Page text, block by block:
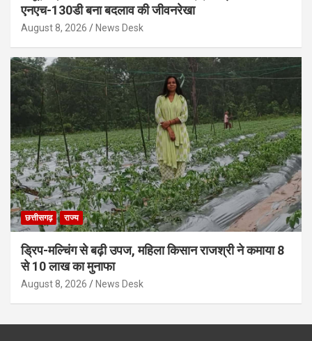
एनएच-130डी बना बदलाव की जीवनरेखा
August 8, 2026 News Desk
छत्तीसगढ़ राज्य
ड्रिप-मल्चिंग से बढ़ी उपज, महिला किसान राजश्री ने कमाया 8
से 10 लाख का मुनाफा
August 8, 2026 News Desk